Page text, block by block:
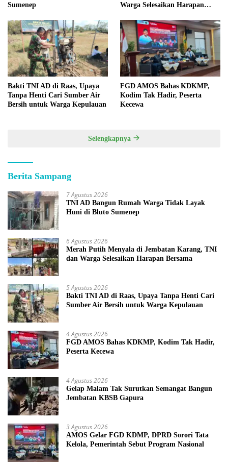
Sumenep
Warga Selesaikan Harapan
Bakti TNI AD di Raas, Upaya
Tanpa Henti Cari Sumber Air
Bersih untuk Warga Kepulauan
FGD AMOS Bahas KDKMP,
Kodim Tak Hadir, Peserta
Kecewa
Selengkapnya
Berita Sampang
7 Agustus 2026
TNI AD Bangun Rumah Warga Tidak Layak
Huni di Bluto Sumenep
6 Agustus 2026
Merah Putih Menyala di Jembatan Karang, TNI
dan Warga Selesaikan Harapan Bersama
5 Agustus 2026
Bakti TNI AD di Raas, Upaya Tanpa Henti Cari
Sumber Air Bersih untuk Warga Kepulauan
4 Agustus 2026
FGD AMOS Bahas KDKMP, Kodim Tak Hadir,
Peserta Kecewa
4 Agustus 2026
Gelap Malam Tak Surutkan Semangat Bangun
Jembatan KBSB Gapura
3 Agustus 2026
AMOS Gelar FGD KDMP, DPRD Sorori Tata
Kelola, Pemerintah Sebut Program Nasional